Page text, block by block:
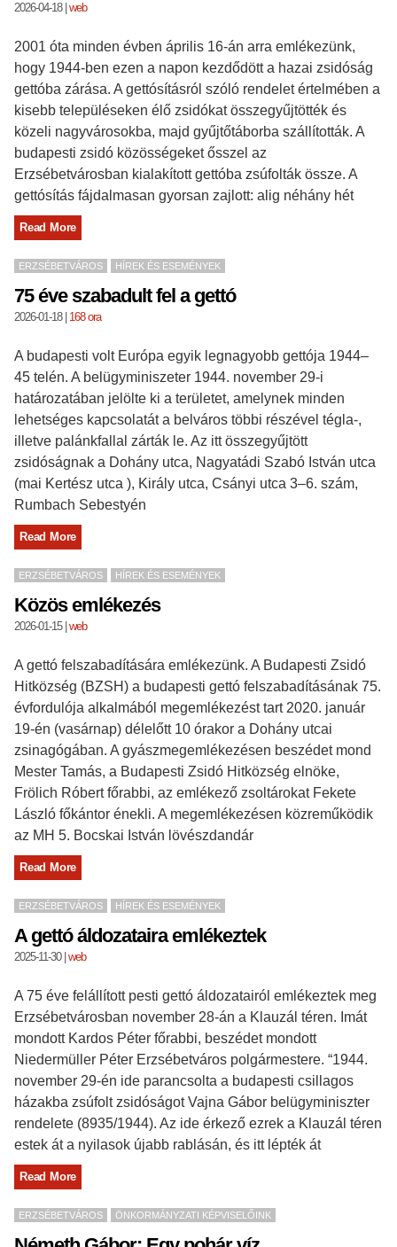
2026-04-18| web
2001 óta minden évben április 16-án arra emlékezünk,
hogy 1944-ben ezen a napon kezdődött a hazai zsidóság
gettóba zárása. A gettósításról szóló rendelet értelmében a
kisebb településeken élő zsidókat összegyűjtötték és
közeli nagyvárosokba, majd gyűjtőtáborba szállították. A
budapesti zsidó közösségeket ősszel az
Erzsébetvárosban kialakított gettóba zsúfolták össze. A
gettósítás fájdalmasan gyorsan zajlott: alig néhány hét
Read More
ERZSÉBETVÁROS HÍREK ÉS ESEMÉNYEK
75 éve szabadult fel a gettó
2026-01-18| 168 ora
A budapesti volt Európa egyik legnagyobb gettója 1944–
45 telén. A belügyminiszeter 1944. november 29-i
határozatában jelölte ki a területet, amelynek minden
lehetséges kapcsolatát a belváros többi részével tégla-,
illetve palánkfallal zárták le. Az itt összegyűjtött
zsidóságnak a Dohány utca, Nagyatádi Szabó István utca
(mai Kertész utca ), Király utca, Csányi utca 3–6. szám,
Rumbach Sebestyén
Read More
ERZSÉBETVÁROS HÍREK ÉS ESEMÉNYEK
Közös emlékezés
2026-01-15| web
A gettó felszabadítására emlékezünk. A Budapesti Zsidó
Hitközség (BZSH) a budapesti gettó felszabadításának 75.
évfordulója alkalmából megemlékezést tart 2020. január
19-én (vasárnap) délelőtt 10 órakor a Dohány utcai
zsinagógában. A gyászmegemlékezésen beszédet mond
Mester Tamás, a Budapesti Zsidó Hitközség elnöke,
Frölich Róbert főrabbi, az emlékező zsoltárokat Fekete
László főkántor énekli. A megemlékezésen közreműködik
az MH 5. Bocskai István lövészdandár
Read More
ERZSÉBETVÁROS HÍREK ÉS ESEMÉNYEK
A gettó áldozataira emlékeztek
2025-11-30| web
A 75 éve felállított pesti gettó áldozatairól emlékeztek meg
Erzsébetvárosban november 28-án a Klauzál téren. Imát
mondott Kardos Péter főrabbi, beszédet mondott
Niedermüller Péter Erzsébetváros polgármestere. “1944.
november 29-én ide parancsolta a budapesti csillagos
házakba zsúfolt zsidóságot Vajna Gábor belügyminiszter
rendelete (8935/1944). Az ide érkező ezrek a Klauzál téren
estek át a nyilasok újabb rablásán, és itt lépték át
Read More
ERZSÉBETVÁROS ÖNKORMÁNYZATI KÉPVISELŐINK